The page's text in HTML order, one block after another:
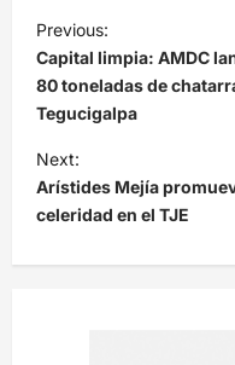
a
v
e
g
a
Previous:
Capital limpia: AMDC
80 toneladas de
Tegucigalpa
Next:
Arístides Mejía
celeridad en el TJE